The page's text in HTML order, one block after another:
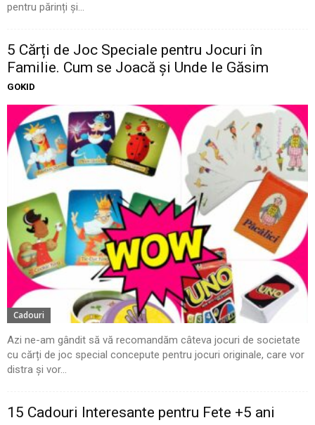
pentru părinți și...
5 Cărți de Joc Speciale pentru Jocuri în
Familie. Cum se Joacă și Unde le Găsim
GOKID
Cadouri
Azi ne-am gândit să vă recomandăm câteva jocuri de societate
cu cărți de joc special concepute pentru jocuri originale, care vor
distra și vor...
15 Cadouri Interesante pentru Fete +5 ani